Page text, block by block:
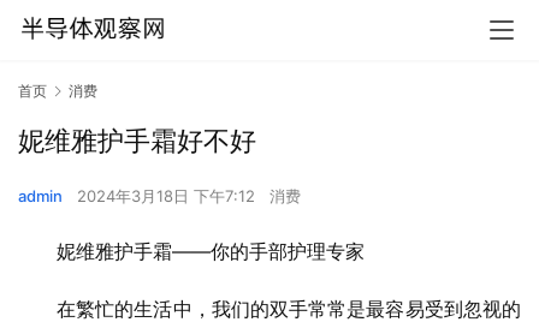
首页 消费
妮维雅护手霜好不好
admin 2024年3月18日 下午7:12 消费
妮维雅护手霜——你的手部护理专家
在繁忙的生活中，我们的双手常常是最容易受到忽视的